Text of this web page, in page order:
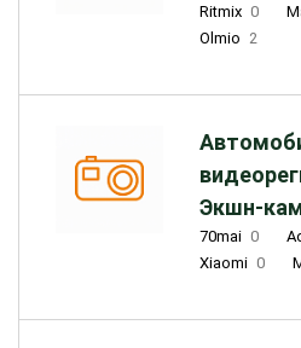
Ritmix 0
Olmio 2
Экшн-
70mai 0
Xiaomi 0